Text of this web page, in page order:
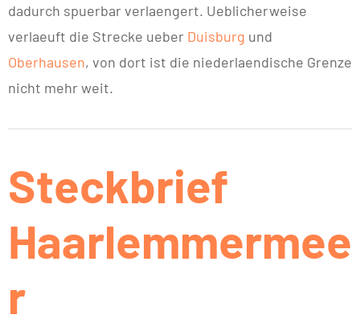
dadurch spuerbar verlaengert. Ueblicherweise
verlaeuft die Strecke ueber Duisburg und
Oberhausen, von dort ist die niederlaendische Grenze
nicht mehr weit.
Steckbrief
Haarlemmermee
r